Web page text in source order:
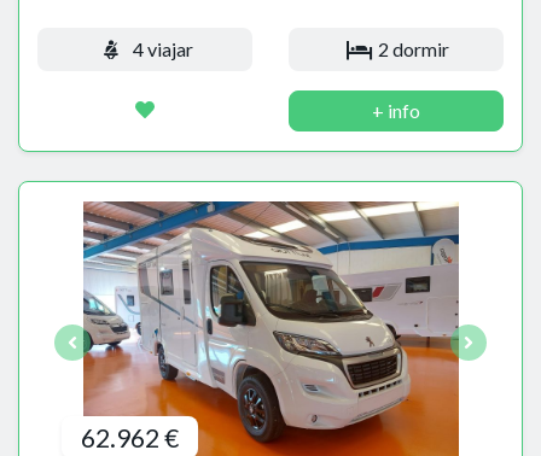
4 viajar 2 dormir
+ info
62.962 €